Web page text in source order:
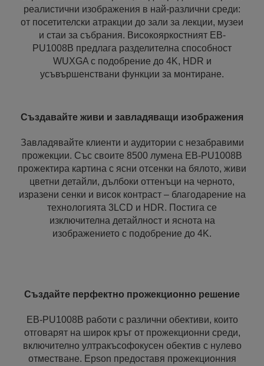
реалистични изображения в най-различни среди:
от посетителски атракции до зали за лекции, музеи
и стаи за събрания. Високояркостният EB-
PU1008B предлага разделителна способност
WUXGA с подобрение до 4K, HDR и
усъвършенствани функции за монтиране.
Създавайте живи и завладяващи изображения
Завладявайте клиенти и аудитории с незабравими
прожекции. Със своите 8500 лумена EB-PU1008B
прожектира картина с ясни отсенки на бялото, живи
цветни детайли, дълбоки оттенъци на черното,
изразени сенки и висок контраст – благодарение на
технологията 3LCD и HDR. Постига се
изключителна детайлност и яснота на
изображението с подобрение до 4K.
Създайте перфектно прожекционно решение
EB-PU1008B работи с различни обективи, които
отговарят на широк кръг от прожекционни среди,
включително ултракъсофокусен обектив с нулево
отместване. Epson предоставя прожекционния